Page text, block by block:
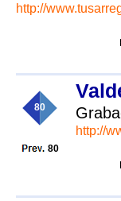
http://
80
80
http://